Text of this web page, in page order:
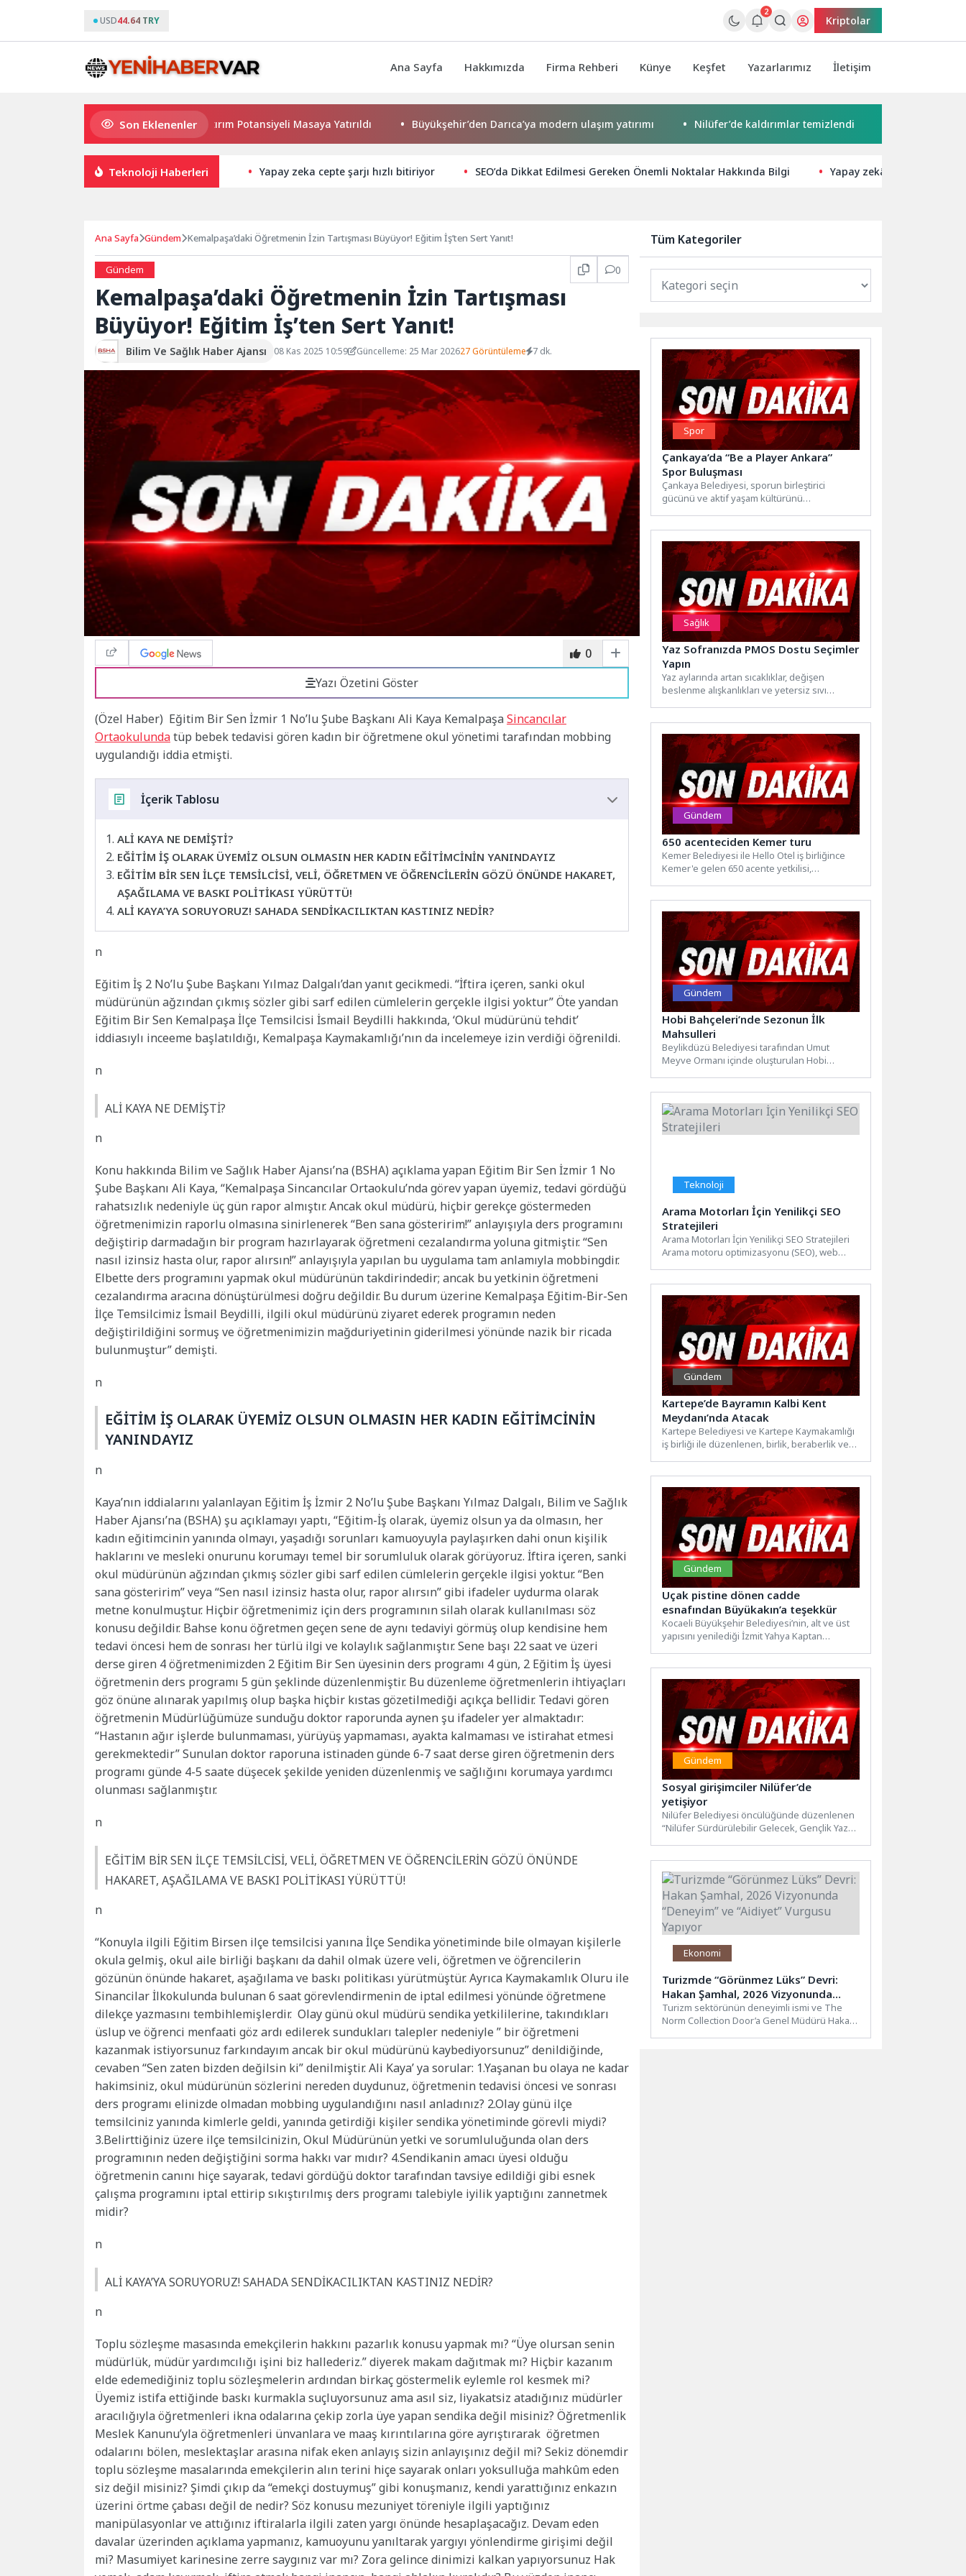
USD44.64 TRY
2
Kriptolar
Ana Sayfa Hakkımızda Firma Rehberi Künye Keşfet Yazarlarımız İletişim
Son Eklenenler
Haymana’nın Geleceği ve Yatırım Potansiyeli Masaya Yatırıldı Büyükşehir’den Darıca’ya modern ulaşım yatırımı Nilüfer’de kaldırımlar temizlendi Başkan
Teknoloji Haberleri Yapay zeka cepte şarjı hızlı bitiriyor SEO’da Dikkat Edilmesi Gereken Önemli Noktalar Hakkında Bilgi Yapay zekâ doktorunuz
Ana Sayfa Gündem Kemalpaşa’daki Öğretmenin İzin Tartışması Büyüyor! Eğitim İş’ten Sert Yanıt!
Gündem 0
Kemalpaşa’daki Öğretmenin İzin Tartışması
Büyüyor! Eğitim İş’ten Sert Yanıt!
Bilim Ve Sağlık Haber Ajansı 08 Kas 2025 10:59 Güncelleme: 25 Mar 202627 Görüntüleme 7 dk.
0
Yazı Özetini Göster
(Özel Haber) Eğitim Bir Sen İzmir 1 No’lu Şube Başkanı Ali Kaya KemalpaşaSincancılar
Ortaokulundatüp bebek tedavisi gören kadın bir öğretmene okul yönetimi tarafından mobbing
uygulandığı iddia etmişti.
İçerik Tablosu
ALİ KAYA NE DEMİŞTİ?
EĞİTİM İŞ OLARAK ÜYEMİZ OLSUN OLMASIN HER KADIN EĞİTİMCİNİN YANINDAYIZ
EĞİTİM BİR SEN İLÇE TEMSİLCİSİ, VELİ, ÖĞRETMEN VE ÖĞRENCİLERİN GÖZÜ ÖNÜNDE HAKARET,
AŞAĞILAMA VE BASKI POLİTİKASI YÜRÜTTÜ!
ALİ KAYA’YA SORUYORUZ! SAHADA SENDİKACILIKTAN KASTINIZ NEDİR?
n
Eğitim İş 2 No’lu Şube Başkanı Yılmaz Dalgalı’dan yanıt gecikmedi. “İftira içeren, sanki okul
müdürünün ağzından çıkmış sözler gibi sarf edilen cümlelerin gerçekle ilgisi yoktur” Öte yandan
Eğitim Bir Sen Kemalpaşa İlçe Temsilcisi İsmail Beydilli hakkında, ‘Okul müdürünü tehdit’
iddiasıylı inceeme başlatıldığı, Kemalpaşa Kaymakamlığı’nın da incelemeye izin verdiği öğrenildi.
n
ALİ KAYA NE DEMİŞTİ?
n
Konu hakkında Bilim ve Sağlık Haber Ajansı’na (BSHA) açıklama yapan Eğitim Bir Sen İzmir 1 No
Şube Başkanı Ali Kaya, “Kemalpaşa Sincancılar Ortaokulu’nda görev yapan üyemiz, tedavi gördüğü
rahatsızlık nedeniyle üç gün rapor almıştır. Ancak okul müdürü, hiçbir gerekçe göstermeden
öğretmenimizin raporlu olmasına sinirlenerek “Ben sana gösteririm!” anlayışıyla ders programını
değiştirip darmadağın bir program hazırlayarak öğretmeni cezalandırma yoluna gitmiştir. “Sen
nasıl izinsiz hasta olur, rapor alırsın!” anlayışıyla yapılan bu uygulama tam anlamıyla mobbingdir.
Elbette ders programını yapmak okul müdürünün takdirindedir; ancak bu yetkinin öğretmeni
cezalandırma aracına dönüştürülmesi doğru değildir. Bu durum üzerine Kemalpaşa Eğitim-Bir-Sen
İlçe Temsilcimiz İsmail Beydilli, ilgili okul müdürünü ziyaret ederek programın neden
değiştirildiğini sormuş ve öğretmenimizin mağduriyetinin giderilmesi yönünde nazik bir ricada
bulunmuştur” demişti.
n
EĞİTİM İŞ OLARAK ÜYEMİZ OLSUN OLMASIN HER KADIN EĞİTİMCİNİN
YANINDAYIZ
n
Kaya’nın iddialarını yalanlayan Eğitim İş İzmir 2 No’lu Şube Başkanı Yılmaz Dalgalı, Bilim ve Sağlık
Haber Ajansı’na (BSHA) şu açıklamayı yaptı, “Eğitim-İş olarak, üyemiz olsun ya da olmasın, her
kadın eğitimcinin yanında olmayı, yaşadığı sorunları kamuoyuyla paylaşırken dahi onun kişilik
haklarını ve mesleki onurunu korumayı temel bir sorumluluk olarak görüyoruz. İftira içeren, sanki
okul müdürünün ağzından çıkmış sözler gibi sarf edilen cümlelerin gerçekle ilgisi yoktur. “Ben
sana gösteririm” veya “Sen nasıl izinsiz hasta olur, rapor alırsın” gibi ifadeler uydurma olarak
metne konulmuştur. Hiçbir öğretmenimiz için ders programının silah olarak kullanılması söz
konusu değildir. Bahse konu öğretmen geçen sene de aynı tedaviyi görmüş olup kendisine hem
tedavi öncesi hem de sonrası her türlü ilgi ve kolaylık sağlanmıştır. Sene başı 22 saat ve üzeri
derse giren 4 öğretmenimizden 2 Eğitim Bir Sen üyesinin ders programı 4 gün, 2 Eğitim İş üyesi
öğretmenin ders programı 5 gün şeklinde düzenlenmiştir. Bu düzenleme öğretmenlerin ihtiyaçları
göz önüne alınarak yapılmış olup başka hiçbir kıstas gözetilmediği açıkça bellidir. Tedavi gören
öğretmenin Müdürlüğümüze sunduğu doktor raporunda aynen şu ifadeler yer almaktadır:
“Hastanın ağır işlerde bulunmaması, yürüyüş yapmaması, ayakta kalmaması ve istirahat etmesi
gerekmektedir” Sunulan doktor raporuna istinaden günde 6-7 saat derse giren öğretmenin ders
programı günde 4-5 saate düşecek şekilde yeniden düzenlenmiş ve sağlığını korumaya yardımcı
olunması sağlanmıştır.
n
EĞİTİM BİR SEN İLÇE TEMSİLCİSİ, VELİ, ÖĞRETMEN VE ÖĞRENCİLERİN GÖZÜ ÖNÜNDE
HAKARET, AŞAĞILAMA VE BASKI POLİTİKASI YÜRÜTTÜ!
n
“Konuyla ilgili Eğitim Birsen ilçe temsilcisi yanına İlçe Sendika yönetiminde bile olmayan kişilerle
okula gelmiş, okul aile birliği başkanı da dahil olmak üzere veli, öğretmen ve öğrencilerin
gözünün önünde hakaret, aşağılama ve baskı politikası yürütmüştür. Ayrıca Kaymakamlık Oluru ile
Sinancilar İlkokulunda bulunan 6 saat görevlendirmenin de iptal edilmesi yönünde öğretmene
dilekçe yazmasını tembihlemişlerdir. Olay günü okul müdürü sendika yetkililerine, takındıkları
üslup ve öğrenci menfaati göz ardı edilerek sundukları talepler nedeniyle ” bir öğretmeni
kazanmak istiyorsunuz farkındayım ancak bir okul müdürünü kaybediyorsunuz” denildiğinde,
cevaben “Sen zaten bizden değilsin ki” denilmiştir. Ali Kaya’ ya sorular: 1.Yaşanan bu olaya ne kadar
hakimsiniz, okul müdürünün sözlerini nereden duydunuz, öğretmenin tedavisi öncesi ve sonrası
ders programı elinizde olmadan mobbing uygulandığını nasıl anladınız? 2.Olay günü ilçe
temsilciniz yanında kimlerle geldi, yanında getirdiği kişiler sendika yönetiminde görevli miydi?
3.Belirttiğiniz üzere ilçe temsilcinizin, Okul Müdürünün yetki ve sorumluluğunda olan ders
programının neden değiştiğini sorma hakkı var mıdır? 4.Sendikanin amacı üyesi olduğu
öğretmenin canını hiçe sayarak, tedavi gördüğü doktor tarafından tavsiye edildiği gibi esnek
çalışma programını iptal ettirip sıkıştırılmış ders programı talebiyle iyilik yaptığını zannetmek
midir?
n
ALİ KAYA’YA SORUYORUZ! SAHADA SENDİKACILIKTAN KASTINIZ NEDİR?
n
Toplu sözleşme masasında emekçilerin hakkını pazarlık konusu yapmak mı? “Üye olursan senin
müdürlük, müdür yardımcılığı işini biz hallederiz.” diyerek makam dağıtmak mı? Hiçbir kazanım
elde edemediğiniz toplu sözleşmelerin ardından birkaç göstermelik eylemle rol kesmek mi?
Üyemiz istifa ettiğinde baskı kurmakla suçluyorsunuz ama asıl siz, liyakatsiz atadığınız müdürler
aracılığıyla öğretmenleri ikna odalarına çekip zorla üye yapan sendika değil misiniz? Öğretmenlik
Meslek Kanunu’yla öğretmenleri ünvanlara ve maaş kırıntılarına göre ayrıştırarak öğretmen
odalarını bölen, meslektaşlar arasına nifak eken anlayış sizin anlayışınız değil mi? Sekiz dönemdir
toplu sözleşme masalarında emekçilerin alın terini hiçe sayarak onları yoksulluğa mahkûm eden
siz değil misiniz? Şimdi çıkıp da “emekçi dostuymuş” gibi konuşmanız, kendi yarattığınız enkazın
üzerini örtme çabası değil de nedir? Söz konusu mezuniyet töreniyle ilgili yaptığınız
manipülasyonlar ve attığınız iftiralarla ilgili zaten yargı önünde hesaplaşacağız. Devam eden
davalar üzerinden açıklama yapmanız, kamuoyunu yanıltarak yargıyı yönlendirme girişimi değil
mi? Masumiyet karinesine zerre saygınız var mı? Zora gelince dinimizi kalkan yapıyorsunuz Hak
Tüm Kategoriler
Spor
Çankaya’da “Be a Player Ankara”
Spor Buluşması
Çankaya Belediyesi, sporun birleştirici
gücünü ve aktif yaşam kültürünü
Sağlık
Yaz Sofranızda PMOS Dostu Seçimler
Yapın
Yaz aylarında artan sıcaklıklar, değişen
beslenme alışkanlıkları ve yetersiz sıvı
Gündem
650 acenteciden Kemer turu
Kemer Belediyesi ile Hello Otel iş birliğince
Kemer'e gelen 650 acente yetkilisi,
Gündem
Hobi Bahçeleri’nde Sezonun İlk
Mahsulleri
Beylikdüzü Belediyesi tarafından Umut
Meyve Ormanı içinde oluşturulan Hobi
Teknoloji
Arama Motorları İçin Yenilikçi SEO
Stratejileri
Arama Motorları İçin Yenilikçi SEO Stratejileri
Arama motoru optimizasyonu (SEO), web
Gündem
Kartepe’de Bayramın Kalbi Kent
Meydanı’nda Atacak
Kartepe Belediyesi ve Kartepe Kaymakamlığı
iş birliği ile düzenlenen, birlik, beraberlik ve
Gündem
Uçak pistine dönen cadde
esnafından Büyükakın’a teşekkür
Kocaeli Büyükşehir Belediyesi’nin, alt ve üst
yapısını yenilediği İzmit Yahya Kaptan
Gündem
Sosyal girişimciler Nilüfer’de
yetişiyor
Nilüfer Belediyesi öncülüğünde düzenlenen
“Nilüfer Sürdürülebilir Gelecek, Gençlik Yaz
Ekonomi
Turizmde “Görünmez Lüks” Devri:
Hakan Şamhal, 2026 Vizyonunda
“Deneyim” ve “Aidiyet” Vurgusu
Yapıyor
Turizm sektörünün deneyimli ismi ve The
Norm Collection Door’a Genel Müdürü Hakan